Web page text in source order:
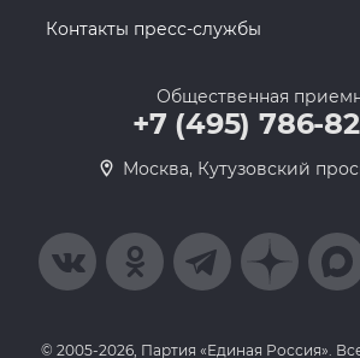
Контакты пресс-службы
Общественная
+7 (495) 786-
Москва, Кутузовский
© 2005-2026, Партия «Единая Россия».